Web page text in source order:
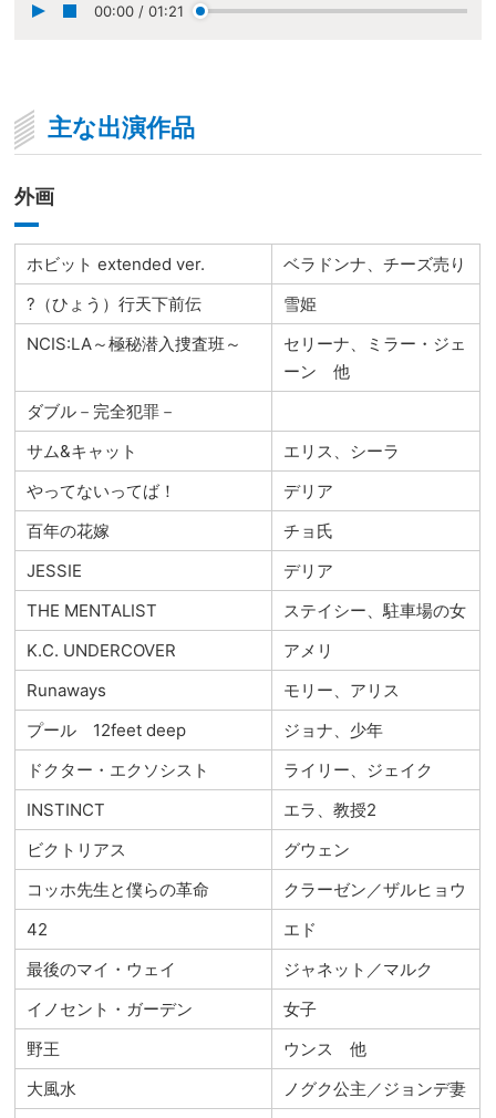
00:00 / 01:21
主な出演作品
外画
ホビット extended ver.
ベラドンナ、チーズ売り
?（ひょう）行天下前伝
雪姫
NCIS:LA～極秘潜入捜査班～
セリーナ、ミラー・ジェ
ーン 他
ダブル－完全犯罪－
サム&キャット
エリス、シーラ
やってないってば！
デリア
百年の花嫁
チョ氏
JESSIE
デリア
THE MENTALIST
ステイシー、駐車場の女
K.C. UNDERCOVER
アメリ
Runaways
モリー、アリス
プール 12feet deep
ジョナ、少年
ドクター・エクソシスト
ライリー、ジェイク
INSTINCT
エラ、教授2
ビクトリアス
グウェン
コッホ先生と僕らの革命
クラーゼン／ザルヒョウ
42
エド
最後のマイ・ウェイ
ジャネット／マルク
イノセント・ガーデン
女子
野王
ウンス 他
大風水
ノグク公主／ジョンデ妻